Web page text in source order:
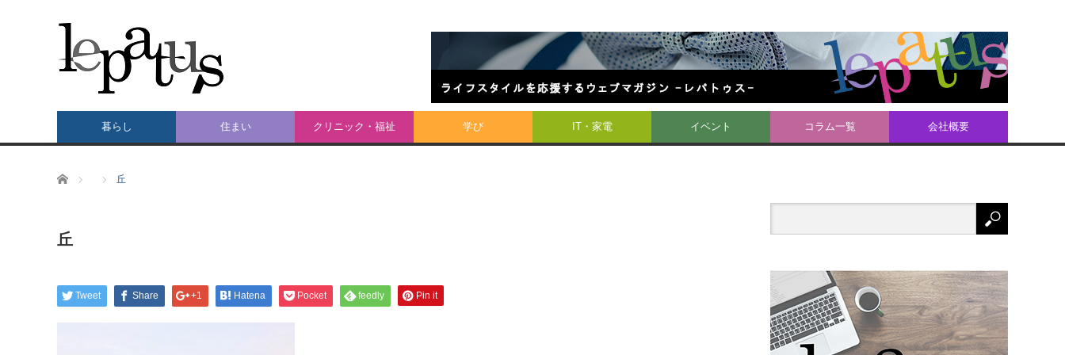
暮らし 住まい クリニック・福祉 学び IT・家電 イベント コラム一覧 会社概要
ホーム 丘
丘
Tweet Share +1 Hatena Pocket feedly Pin it